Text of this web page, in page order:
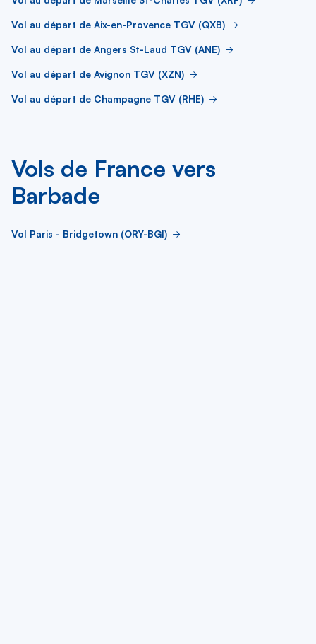
Vol au départ de Aix-en-Provence TGV (QXB)
Vol au départ de Angers St-Laud TGV (ANE)
Vol au départ de Avignon TGV (XZN)
Vol au départ de Champagne TGV (RHE)
Vols de France vers
Barbade
Vol Paris - Bridgetown (ORY-BGI)